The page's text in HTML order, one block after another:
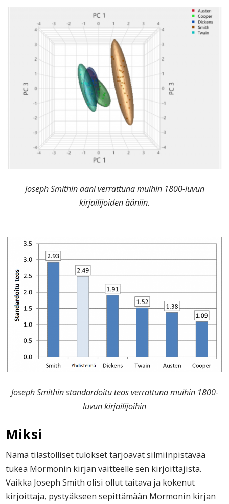
Joseph Smithin ääni verrattuna muihin 1800-luvun
kirjailijoiden ääniin.
Joseph Smithin standardoitu teos verrattuna muihin 1800-
luvun kirjailijoihin
Miksi
Nämä tilastolliset tulokset tarjoavat silmiinpistävää
tukea Mormonin kirjan väitteelle sen kirjoittajista.
Vaikka Joseph Smith olisi ollut taitava ja kokenut
kirjoittaja, pystyäkseen sepittämään Mormonin kirjan